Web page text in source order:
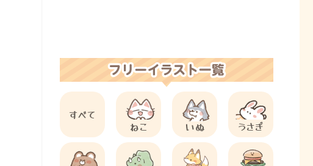
すべて
ねこ
いぬ うさぎ